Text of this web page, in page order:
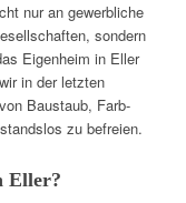
nur an gewerbliche
sondern
Eigenheim in Eller
in der letzten
Baustaub, Farb-
zu befreien.
Eller?